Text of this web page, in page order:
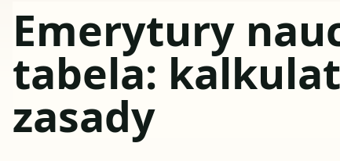
Emerytury
tabela:
zasady